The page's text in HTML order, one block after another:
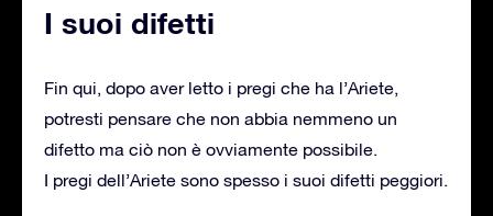
I suoi difetti
Fin qui, dopo aver letto i pregi che ha l’Ariete,
potresti pensare che non abbia nemmeno un
difetto ma ciò non è ovviamente possibile.
I pregi dell’Ariete sono spesso i suoi difetti peggiori.